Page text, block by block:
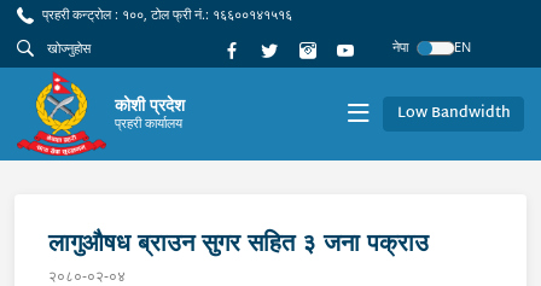
प्रहरी कन्ट्रोल : १००, टोल फ्री नं.: १६६००१४१५१६
नेपा
EN
कोशी प्रदेश
प्रहरी कार्यालय Low Bandwidth
लागुऔषध ब्राउन सुगर सहित ३ जना पक्राउ
२०८०-०२-०४